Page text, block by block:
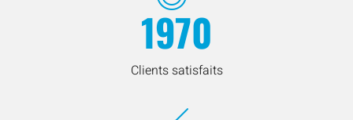
1970
Clients satisfaits